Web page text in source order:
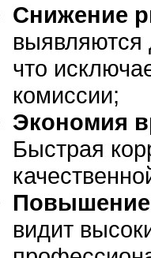
Снижение
выявляются
что
комиссии;
Экономия
Быстрая
видит